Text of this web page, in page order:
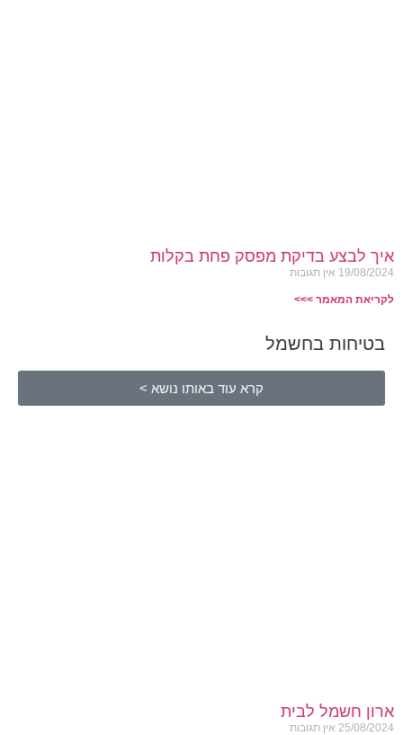
איך לבצע בדיקת מפסק פחת בקלות
19/08/2024 אין תגובות
לקריאת המאמר >>>
בטיחות בחשמל
קרא עוד באותו נושא >
ארון חשמל לבית
25/08/2024 אין תגובות